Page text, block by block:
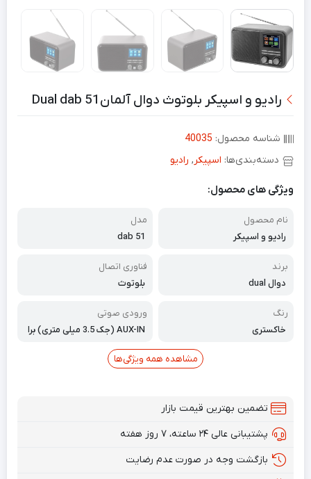
رادیو و اسپیکر بلوتوث دوال آلمانDual dab 51
شناسه محصول: 40035
دسته‌بندی‌ها: اسپیکر, رادیو
ویژگی های محصول:
نام محصول
رادیو و اسپیکر
مدل
dab 51
برند
دوال dual
فناوری اتصال
بلوتوث
رنگ
خاکستری
ورودی صوتی
AUX-IN (جک 3.5 میلی متری) برا
ی مانند تلفن هوشمندمشاهده همه ویژگی‌ها
تضمین بهترین قیمت بازار
پشتیبانی عالی ۲۴ ساعته، ۷ روز هفته
بازگشت وجه در صورت عدم رضایت